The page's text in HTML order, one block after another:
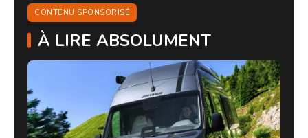
CONTENU SPONSORISÉ
À LIRE ABSOLUMENT